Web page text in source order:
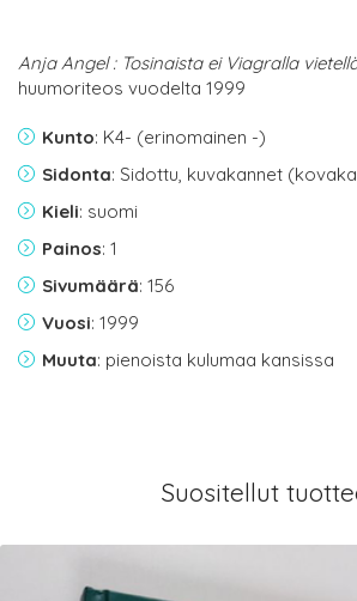
Anja Angel : Tosinaista ei Viagralla
huumoriteos vuodelta 1999
Kunto: K4- (erinomainen -)
Sidonta: Sidottu, kuvakannet
Kieli: suomi
Painos: 1
Sivumäärä: 156
Vuosi: 1999
Muuta: pienoista kulumaa kansissa
Suositellut